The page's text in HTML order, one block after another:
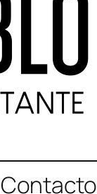
Contacto